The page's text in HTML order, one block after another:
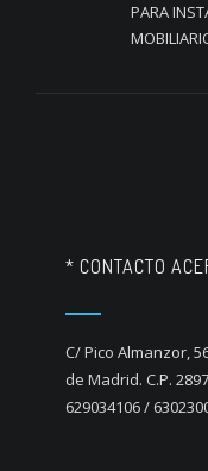
PARA
* CONTACTO
C/ Pico Almanzor,
de Madrid. C.P.
629034106 /